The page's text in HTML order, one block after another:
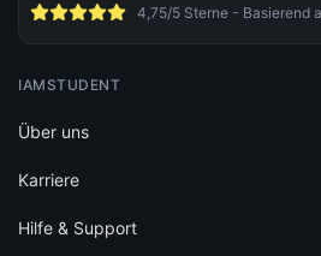
4,75/5 Sterne - Basierend
IAMSTUDENT
Über uns
Karriere
Hilfe & Support